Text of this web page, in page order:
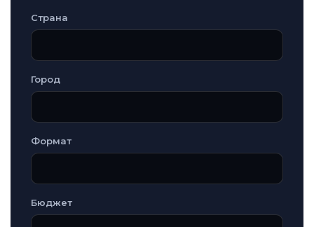
Страна
Город
Формат
Бюджет